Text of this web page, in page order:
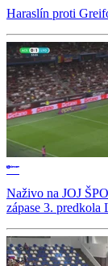
Haraslín proti
Naživo na JOJ
zápase 3. predkola